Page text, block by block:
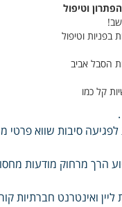
וטיפול
בפניות וטיפול
הסבל אביב
קל כמו
סיבות שווא פרטי
הרך מרחוק מודעות
ליין ואינטרנט חברתיות